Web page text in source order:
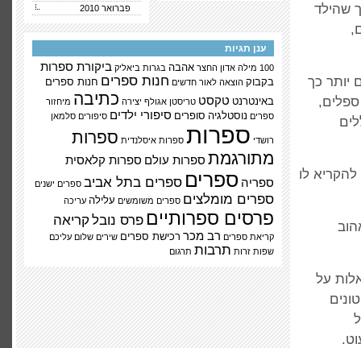
שהילד
יותר כך
לו
על
פברואר 2010
ענן תגיות
100 מילה אדון החצר אהבה בגרות ביאליק ביקורת ספרות
בקבוק הוצאה לאור חדשים חנות ספרים חנות ספרים
באינטרנט טקסט טריסטן אגולף יצירה כתיבה מיחזור
ספרים נוסטלגיה סופרים סיפורי ילדים סיפורים סלמאן
רושדי ספרות ספרות איסלנדית ספרות
מתורגמת ספרות עולם ספרות קלאסית
ספריה ספרים ספרים בתל אביב ספרים ישנים
ספרים מומלצים ספרים משומשים עלילה עריכה
פרסים ספרותיים פרס נובל קריאה
קריאת ספרים רב מכר רכישת ספרים שירים שלום עליכם
שפות זרות תרבות תרגום